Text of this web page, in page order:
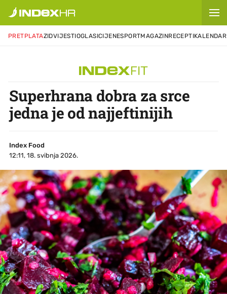
PRETPLATAZIDVIJESTIOGLASICIJENESPORTMAGAZINRECEPTIKALENDAR
Superhrana dobra za srce
jedna je od najjeftinijih
Index Food
12:11, 18. svibnja 2026.